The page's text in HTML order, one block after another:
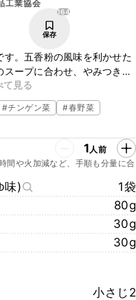
工業協会
164
保存
。五香粉の風味を利かせた
ープに合わせ、やみつきに
半量にしても、満足感のあ
いただけるお手軽レシピな
で台湾気分を味わってみて
て見る
#チンゲン菜 #春野菜
1人前
間や火加減など、手順も分量に合
味)
1袋
80g
30g
30g
小さじ2